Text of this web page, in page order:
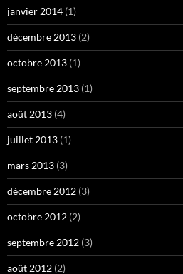
janvier 2014 (1)
décembre 2013 (2)
octobre 2013 (1)
septembre 2013 (1)
août 2013 (4)
juillet 2013 (1)
mars 2013 (3)
décembre 2012 (3)
octobre 2012 (2)
septembre 2012 (3)
août 2012 (2)